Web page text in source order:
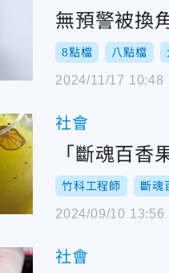
無預警被換
8點檔 八點檔
2024/11/17 10:48
社會
「斷魂百
竹科工程師 斷魂
2024/09/10 13:56
社會